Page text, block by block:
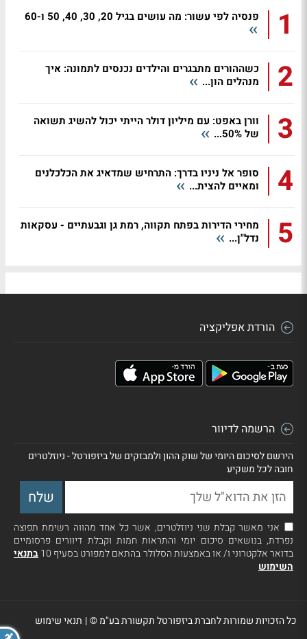
1 פנסיה לפי עשור: מה עושים בגיל 20, 30, 40, 50 ו-60
2
כשההורים מתבגרים והילדים נכנסים לתמונה: איך
מנהלים הון...
3
וורן באפט: עם מיליון דולר הייתי יכול להשיג תשואה
של 50%...
4
סופר אל ניניו בדרך: התרחיש שמדאיג את הכלכלנים
ומאיים להצית...
5
מחירי הדירות בפתח תקווה, רמת גן וגבעתיים - עסקאות
נדל"ן...
הורדת אפליקציה
הרשמה לדיוור
הירשם לסיכום היומי של שוק ההון ולמבזקים של ביזפורטל - ניוזלטרים
חובה לכל משקיע
אני מאשר קבלת שני ניוזלטרים, אשר כל אחד מהווה רשימת תפוצה
נפרדת, בנושאים סיכום יומי והתראות חמות וקבלת דיוורים פרסומיים
בדואר אלקטרוני ו/ או באמצעות הסלולר בהתאם למפורט בסעיף 10
בתנאי
השימוש
כל הזכויות שמורות לחברת ביזפורטל תקשורת בע"מ ©| תנאי שימוש